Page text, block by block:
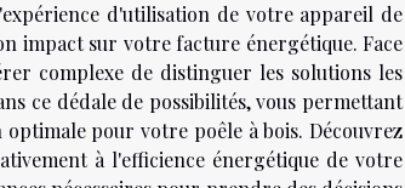
d'utilisation de votre appareil de
impact sur votre facture énergétique. Face
complexe de distinguer les solutions les
ce dédale de possibilités, vous permettant
pour votre poêle à bois. Découvrez
à l'efficience énergétique de votre